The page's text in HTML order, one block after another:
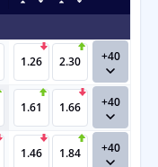
edilemez.
1.26 2.30 +40
1.61 1.66 +40
1.46 1.84 +40